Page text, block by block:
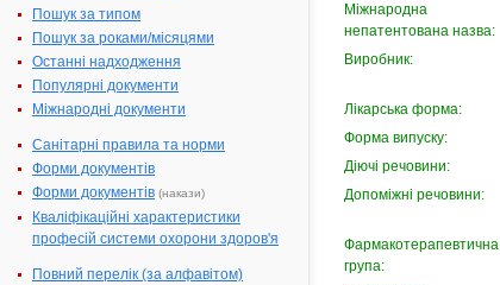
Пошук за типом
Пошук за роками/місяцями
Останні надходження
Популярні документи
Міжнародні документи
Санітарні правила та норми
Форми документів
Форми документів (накази)
Кваліфікаційні характеристики
професій системи охорони здоров'я
Повний перелік (за алфавітом)
Міжнародна
непатентована назва:
Виробник:
Лікарська форма:
Форма випуску:
Діючі речовини:
Допоміжні речовини:
Фармакотерапевтична
група: